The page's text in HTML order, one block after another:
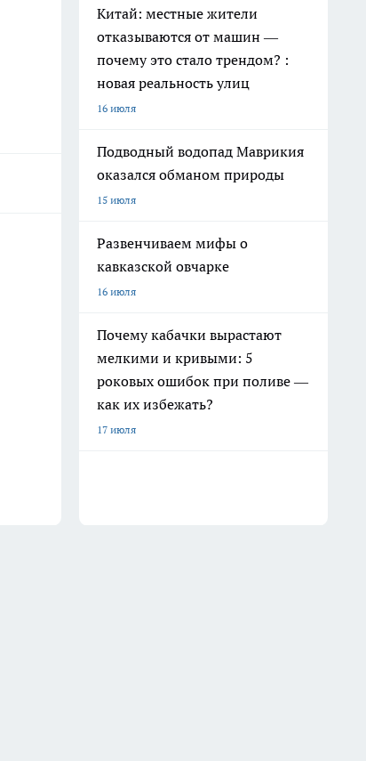
Китай: местные жители
отказываются от машин —
почему это стало трендом? :
новая реальность улиц
16 июля
Подводный водопад Маврикия
оказался обманом природы
15 июля
Развенчиваем мифы о
кавказской овчарке
16 июля
Почему кабачки вырастают
мелкими и кривыми: 5
роковых ошибок при поливе —
как их избежать?
17 июля